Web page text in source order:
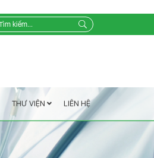
THƯ VIỆN LIÊN HỆ